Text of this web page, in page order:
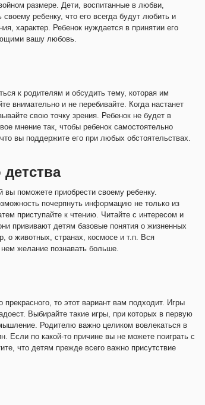
размере. Дети, воспитанные в любви,
ребенку, что его всегда будут любить и
характер. Ребенок нуждается в принятии его
вашу любовь.
к родителям и обсудить тему, которая им
внимательно и не перебивайте. Когда настанет
свою точку зрения. Ребенок не будет в
мнение так, чтобы ребенок самостоятельно
вы поддержите его при любых обстоятельствах.
поможете приобрести своему ребенку.
почерпнуть информацию не только из
приступайте к чтению. Читайте с интересом и
прививают детям базовые понятия о жизненных
о животных, странах, космосе и т.п. Вся
желание познавать больше.
то этот вариант вам подходит. Игры
Выбирайте такие игры, при которых в первую
Родителю важно целиком вовлекаться в
Если по какой-то причине вы не можете поиграть с
что детям прежде всего важно присутствие